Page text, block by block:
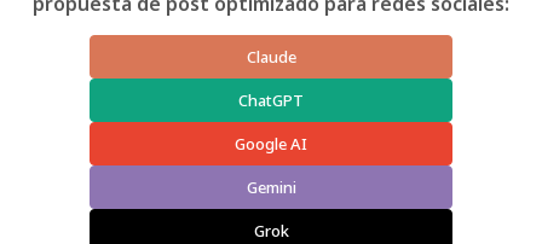
Claude
ChatGPT
Google AI
Gemini
Grok